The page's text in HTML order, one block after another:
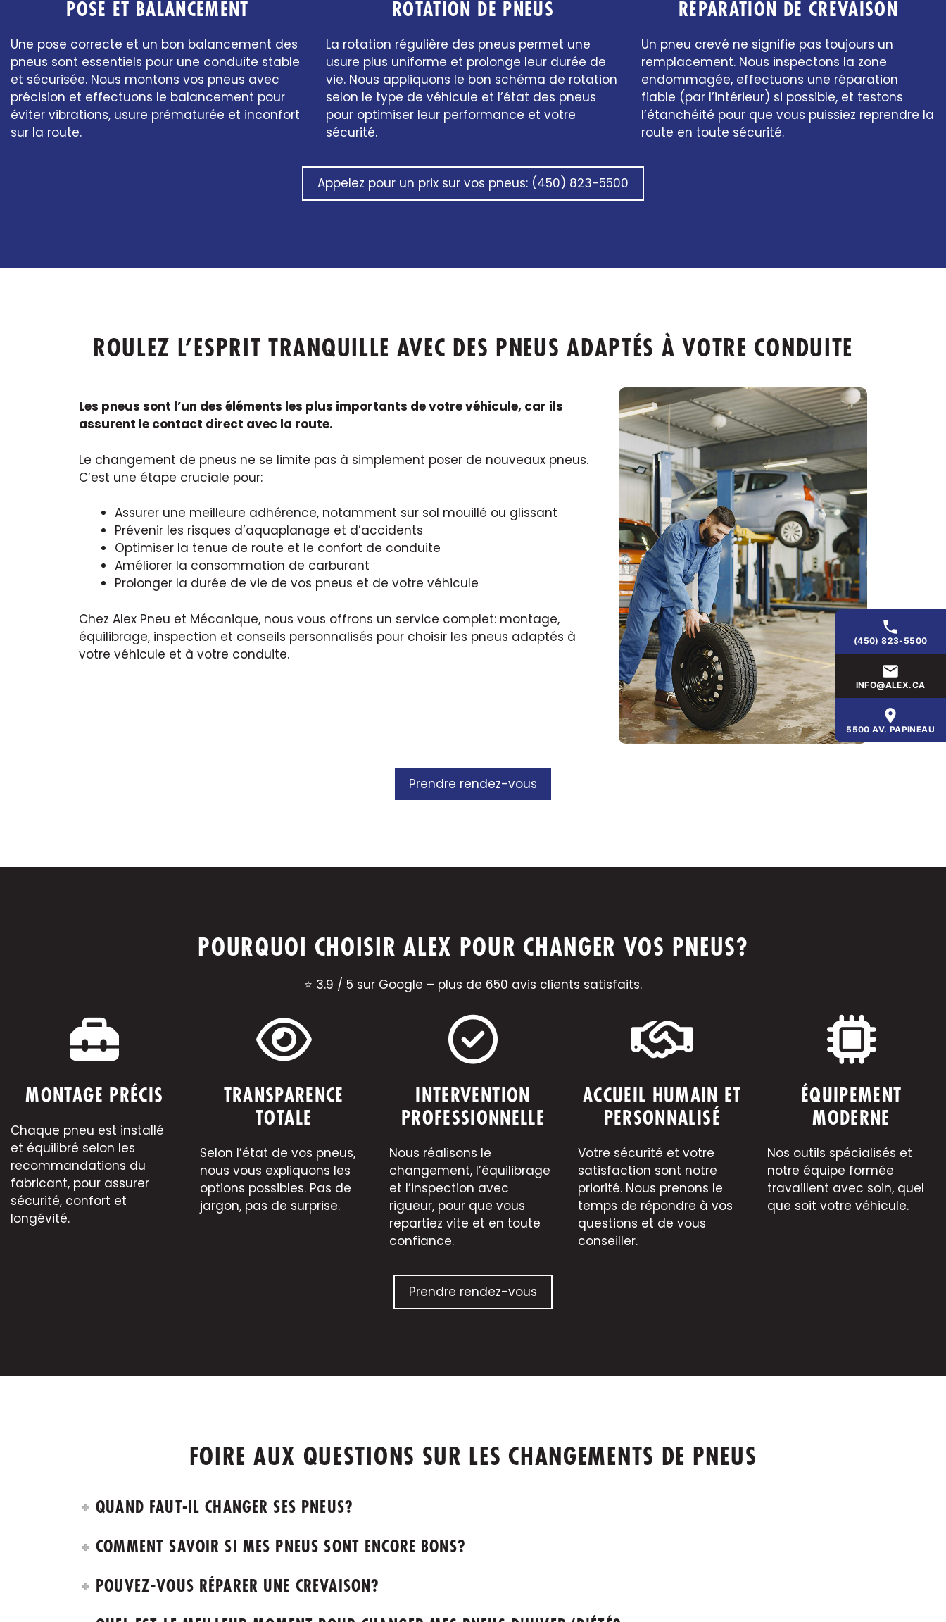
POSE ET BALANCEMENT
Une pose correcte et un bon balancement des
pneus sont essentiels pour une conduite stable
et sécurisée. Nous montons vos pneus avec
précision et effectuons le balancement pour
éviter vibrations, usure prématurée et inconfort
sur la route.
ROTATION DE PNEUS
La rotation régulière des pneus permet une
usure plus uniforme et prolonge leur durée de
vie. Nous appliquons le bon schéma de rotation
selon le type de véhicule et l’état des pneus
pour optimiser leur performance et votre
sécurité.
RÉPARATION DE CREVAISON
Un pneu crevé ne signifie pas toujours un
remplacement. Nous inspectons la zone
endommagée, effectuons une réparation
fiable (par l’intérieur) si possible, et testons
l’étanchéité pour que vous puissiez reprendre la
route en toute sécurité.
Appelez pour un prix sur vos pneus: (450) 823-5500
ROULEZ L’ESPRIT TRANQUILLE AVEC DES PNEUS ADAPTÉS À VOTRE CONDUITE
Les pneus sont l’un des éléments les plus importants de votre véhicule, car ils
assurent le contact direct avec la route.
Le changement de pneus ne se limite pas à simplement poser de nouveaux pneus.
C’est une étape cruciale pour:
Assurer une meilleure adhérence, notamment sur sol mouillé ou glissant
Prévenir les risques d’aquaplanage et d’accidents
Optimiser la tenue de route et le confort de conduite
Améliorer la consommation de carburant
Prolonger la durée de vie de vos pneus et de votre véhicule
Chez Alex Pneu et Mécanique, nous vous offrons un service complet: montage,
équilibrage, inspection et conseils personnalisés pour choisir les pneus adaptés à
votre véhicule et à votre conduite.
Prendre rendez-vous
POURQUOI CHOISIR ALEX POUR CHANGER VOS PNEUS?
⭐ 3.9 / 5 sur Google – plus de 650 avis clients satisfaits.
MONTAGE PRÉCIS
Chaque pneu est installé
et équilibré selon les
recommandations du
fabricant, pour assurer
sécurité, confort et
longévité.
TRANSPARENCE
TOTALE
Selon l’état de vos pneus,
nous vous expliquons les
options possibles. Pas de
jargon, pas de surprise.
INTERVENTION
PROFESSIONNELLE
Nous réalisons le
changement, l’équilibrage
et l’inspection avec
rigueur, pour que vous
repartiez vite et en toute
confiance.
ACCUEIL HUMAIN ET
PERSONNALISÉ
Votre sécurité et votre
satisfaction sont notre
priorité. Nous prenons le
temps de répondre à vos
questions et de vous
conseiller.
ÉQUIPEMENT
MODERNE
Nos outils spécialisés et
notre équipe formée
travaillent avec soin, quel
que soit votre véhicule.
Prendre rendez-vous
FOIRE AUX QUESTIONS SUR LES CHANGEMENTS DE PNEUS
QUAND FAUT-IL CHANGER SES PNEUS?
COMMENT SAVOIR SI MES PNEUS SONT ENCORE BONS?
POUVEZ-VOUS RÉPARER UNE CREVAISON?
(450) 823-5500
INFO@ALEX.CA
5500 AV. PAPINEAU